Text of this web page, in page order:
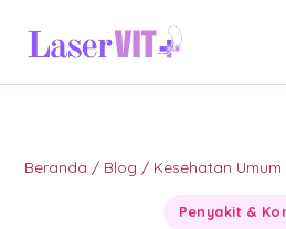
Beranda / Blog / Kesehatan Umum
Penyakit &